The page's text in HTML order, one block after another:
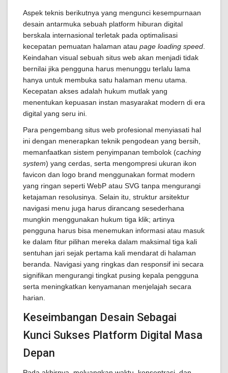
Aspek teknis berikutnya yang mengunci kesempurnaan
desain antarmuka sebuah platform hiburan digital
berskala internasional terletak pada optimalisasi
kecepatan pemuatan halaman atau page loading speed
Keindahan visual sebuah situs web akan menjadi tidak
bernilai jika pengguna harus menunggu terlalu lama
hanya untuk membuka satu halaman menu utama.
Kecepatan akses adalah hukum mutlak yang
menentukan kepuasan instan masyarakat modern di era
digital yang seru ini.
Para pengembang situs web profesional menyiasati hal
ini dengan menerapkan teknik pengodean yang bersih,
memanfaatkan sistem penyimpanan tembolok (caching
system) yang cerdas, serta mengompresi ukuran ikon
favicon dan logo brand menggunakan format modern
yang ringan seperti WebP atau SVG tanpa mengurangi
ketajaman resolusinya. Selain itu, struktur arsitektur
navigasi menu juga harus dirancang sesederhana
mungkin menggunakan hukum tiga klik; artinya
pengguna harus bisa menemukan informasi atau masuk
ke dalam fitur pilihan mereka dalam maksimal tiga kali
sentuhan jari sejak pertama kali mendarat di halaman
beranda. Navigasi yang ringkas dan responsif ini secara
signifikan mengurangi tingkat pusing kepala pengguna
serta meningkatkan kenyamanan menjelajah secara
harian.
Keseimbangan Desain Sebagai
Kunci Sukses Platform Digital Masa
Depan